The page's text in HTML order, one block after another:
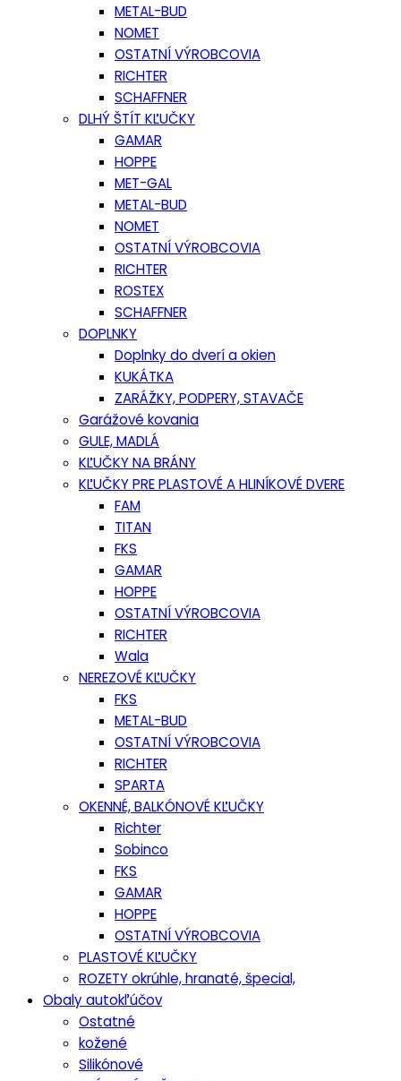
METAL-BUD
NOMET
OSTATNÍ VÝROBCOVIA
RICHTER
SCHAFFNER
DLHÝ ŠTÍT KĽUČKY
GAMAR
HOPPE
MET-GAL
METAL-BUD
NOMET
OSTATNÍ VÝROBCOVIA
RICHTER
ROSTEX
SCHAFFNER
DOPLNKY
Doplnky do dverí a okien
KUKÁTKA
ZARÁŽKY, PODPERY, STAVAČE
Garážové kovania
GULE, MADLÁ
KĽUČKY NA BRÁNY
KĽUČKY PRE PLASTOVÉ A HLINÍKOVÉ DVERE
FAM
TITAN
FKS
GAMAR
HOPPE
OSTATNÍ VÝROBCOVIA
RICHTER
Wala
NEREZOVÉ KĽUČKY
FKS
METAL-BUD
OSTATNÍ VÝROBCOVIA
RICHTER
SPARTA
OKENNÉ, BALKÓNOVÉ KĽUČKY
Richter
Sobinco
FKS
GAMAR
HOPPE
OSTATNÍ VÝROBCOVIA
PLASTOVÉ KĽUČKY
ROZETY okrúhle, hranaté, špecial,
Obaly autokľúčov
Ostatné
kožené
Silikónové